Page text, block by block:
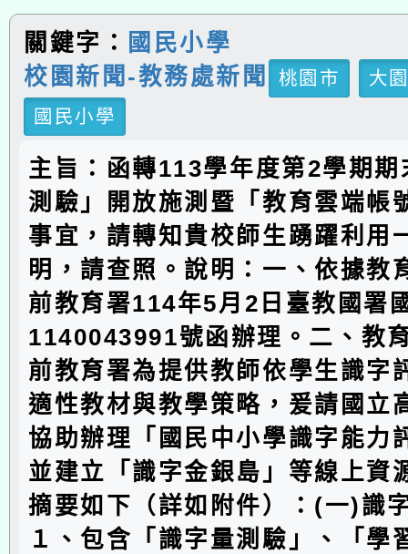
關鍵字：
國民小學
校園新聞-教務處新聞
桃園市
大
國民小學
主旨：函轉113學年度第2學期期
測驗」開放施測暨「教育雲端帳
事宜，請轉知貴校師生踴躍利用
明，請查照。說明：一、依據教
前教育署114年5月2日臺教國署
1140043991號函辦理。二、教
前教育署為提供教師依學生識字
適性教材與教學策略，爰請國立
協助辦理「國民中小學識字能力
並建立「識字金銀島」等線上資
摘要如下（詳如附件）：(一)識
１、包含「識字量測驗」、「學